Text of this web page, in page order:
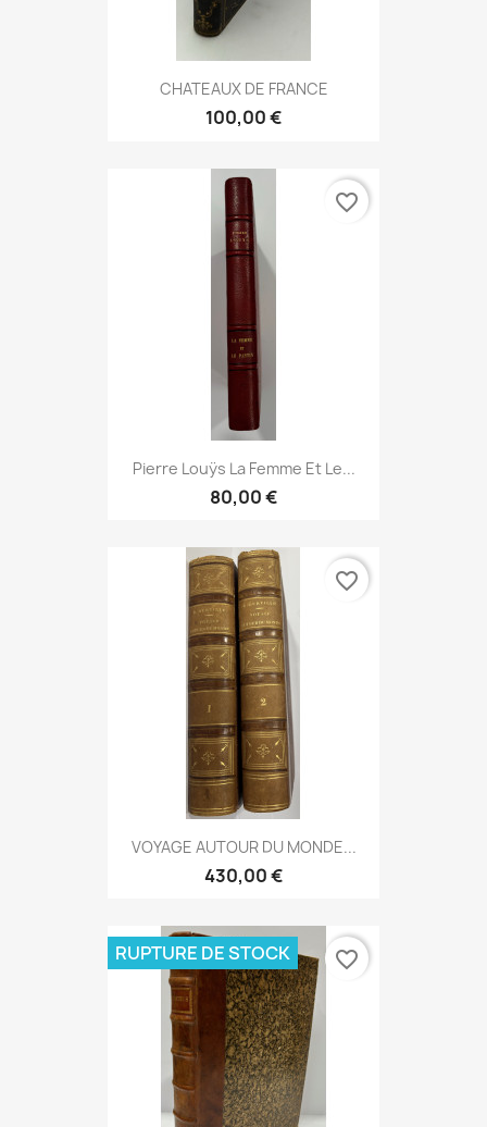
CHATEAUX DE FRANCE
100,00 €
Pierre Louÿs La Femme Et Le...
80,00 €
favorite_border
VOYAGE AUTOUR DU MONDE...
430,00 €
favorite_border
RUPTURE DE STOCK favorite_border